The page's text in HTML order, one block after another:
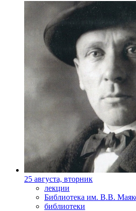
25 августа, вторник
лекции
Библиотека им. В.В.
библиотеки